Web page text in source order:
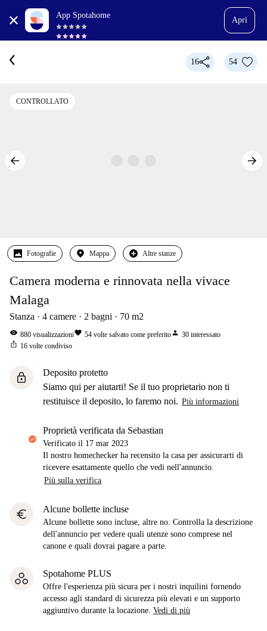
App Spotahome
Apri
16 54
CONTROLLATO
Fotografie Mappa Altre stanze
Camera moderna e rinnovata nella vivace
Malaga
Stanza 4 camere 2 bagni 70 m2
visibility 880 visualizzazionifavorite 54 volte salvato come preferitoperson 30 interessato
ios_share 16 volte condiviso
lock
Deposito protetto
Siamo qui per aiutarti! Se il tuo proprietario non ti
restituisce il deposito, lo faremo noi. Più informazioni
proprietà verificata da Sebastian
Verificato il 17 mar 2023
Il nostro homechecker ha recensito la casa per assicurarti di
ricevere esattamente quello che vedi nell'annuncio.
Più sulla verifica
euro Alcune bollette incluse
Alcune bollette sono incluse, altre no. Controlla la descrizione
dell'annuncio per vedere quali utenze sono comprese nel
canone e quali dovrai pagare a parte.
Spotahome PLUS
Offre l'esperienza più sicura per i nostri inquilini fornendo
accesso agli standard di sicurezza più elevati e un supporto
aggiuntivo durante la locazione. Vedi di più